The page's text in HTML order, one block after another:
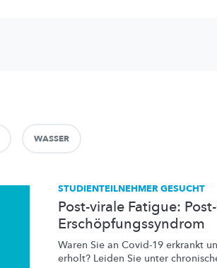
WASSER
STUDIENTEILNEHMER GESUCHT
Post-virale Fatigue:
Erschöpfungssyndrom
Waren Sie an Covid-19 erkrankt
erholt? Leiden Sie unter